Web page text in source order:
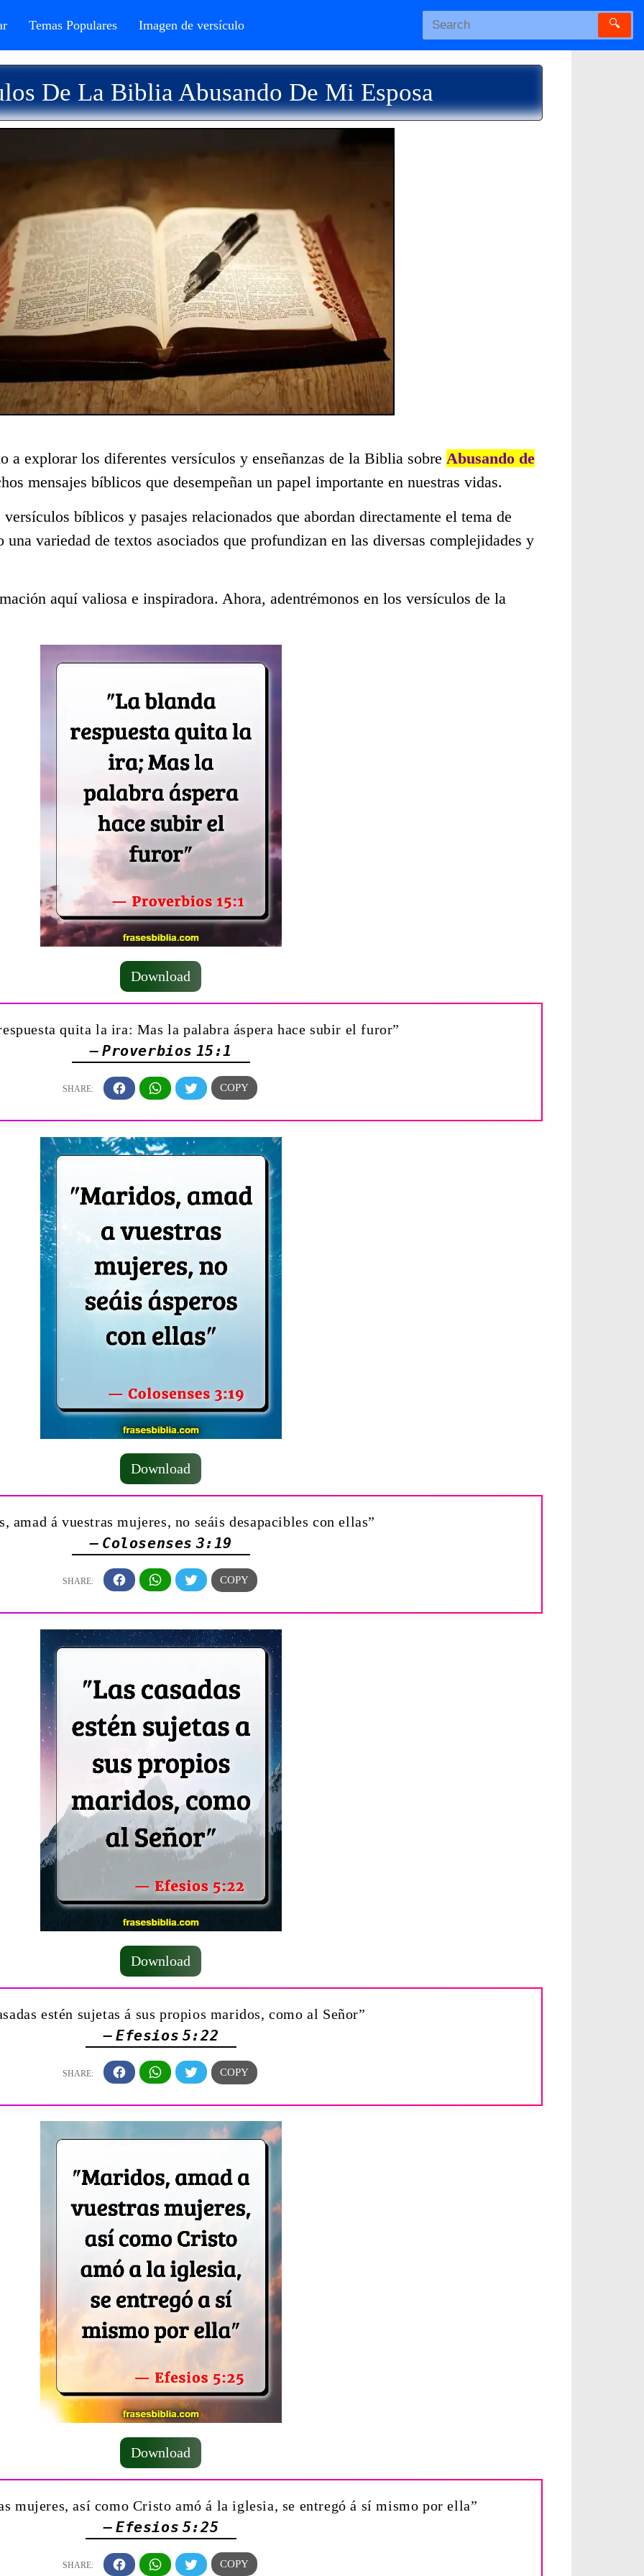
Temas Populares Imagen de versículo 🔍
De La Biblia Abusando De Mi Esposa
a explorar los diferentes versículos y enseñanzas de la Biblia sobre Abusando de
mensajes bíblicos que desempeñan un papel importante en nuestras vidas.
bíblicos y pasajes relacionados que abordan directamente el tema de
una variedad de textos asociados que profundizan en las diversas complejidades y
aquí valiosa e inspiradora. Ahora, adentrémonos en los versículos de la
Download
quita la ira: Mas la palabra áspera hace subir el furor”
— Proverbios 15:1
Download
amad á vuestras mujeres, no seáis desapacibles con ellas”
— Colosenses 3:19
Download
estén sujetas á sus propios maridos, como al Señor”
— Efesios 5:22
Download
mujeres, así como Cristo amó á la iglesia, se entregó á sí mismo por ella”
— Efesios 5:25